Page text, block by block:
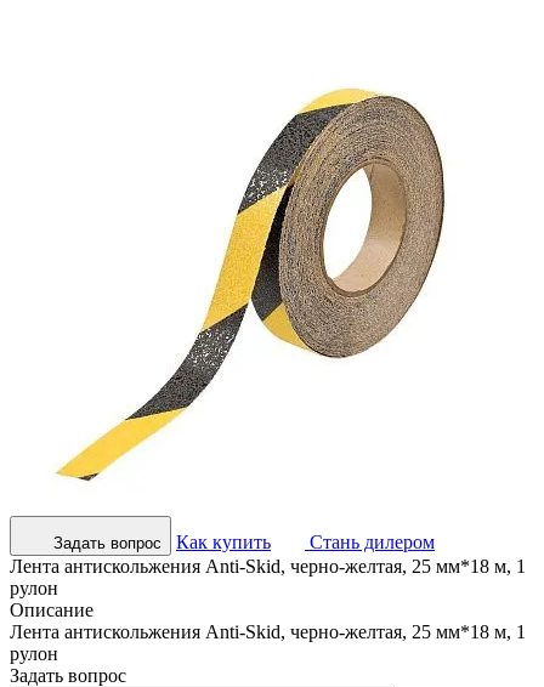
Задать вопрос Как купить
Стань дилером
Лента антискольжения Anti-Skid, черно-желтая, 25 мм*18 м, 1
рулон
Описание
Лента антискольжения Anti-Skid, черно-желтая, 25 мм*18 м, 1
рулон
Задать вопрос